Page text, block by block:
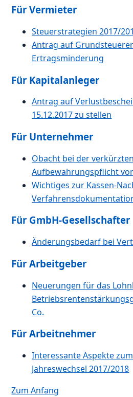
Für Vermieter
Steuerstrategien 2017/
Antrag auf
Ertragsminderung
Für Kapitalanleger
Antrag auf
15.12.2017 zu stellen
Für Unternehmer
Obacht bei der verkürzten
Aufbewahrungspflicht
Wichtiges zur Kassen-
Für GmbH-Gesellschafter
Änderungsbedarf bei
Für Arbeitgeber
Neuerungen für das
Co.
Für Arbeitnehmer
Interessante Aspekte
Jahreswechsel 2017/2018
Zum Anfang